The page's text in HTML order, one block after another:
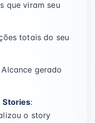
que viram seu
totais do seu
Alcance gerado
Stories:
o story